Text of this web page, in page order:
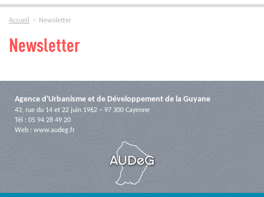
Accueil Newsletter
Newsletter
Agence d'Urbanisme et de Développement de la Guyane
43, rue du 14 et 22 juin 1962 – 97 300 Cayenne
Tél : 05 94 28 49 20
Web : www.audeg.fr